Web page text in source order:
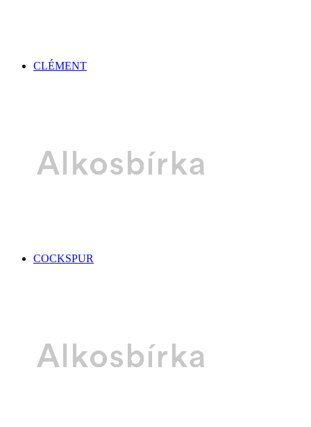
CLÉMENT
COCKSPUR